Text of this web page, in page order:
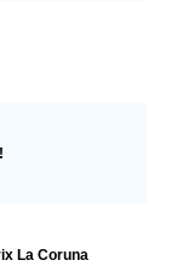
La Coruna